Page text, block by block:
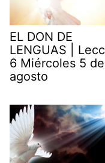
EL DON DE
LENGUAS |
6 Miércoles 5 de
agosto